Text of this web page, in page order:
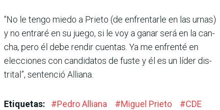
“No le tengo miedo a Prieto (de enfrentarle en las urnas)
y no entraré en su juego, si le voy a ganar será en la can­
cha, pero él debe rendir cuentas. Ya me enfrenté en
elecciones con candidatos de fuste y él es un líder dis­
trital”, sentenció Alliana.
Etiquetas: #Pedro Alliana #Miguel Prieto #CDE